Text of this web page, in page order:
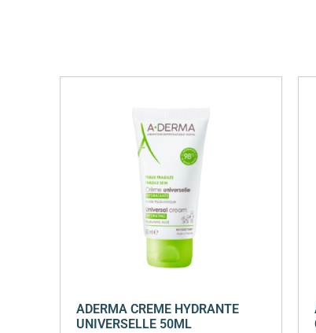
ADERMA CREME HYDRANTE
UNIVERSELLE 50ML